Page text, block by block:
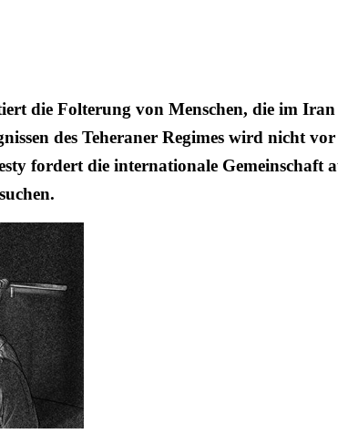
die Folterung von Menschen, die im
des Teheraner Regimes wird nicht
fordert die internationale